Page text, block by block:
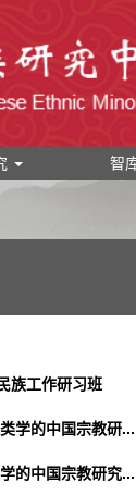
智
族工作研习班
学的中国宗教研...
的中国宗教研究...